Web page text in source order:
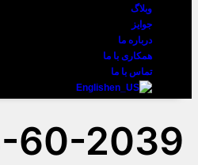
وبلاگ
جوایز
درباره ما
همکاری با ما
تماس با ما
English
60-2039